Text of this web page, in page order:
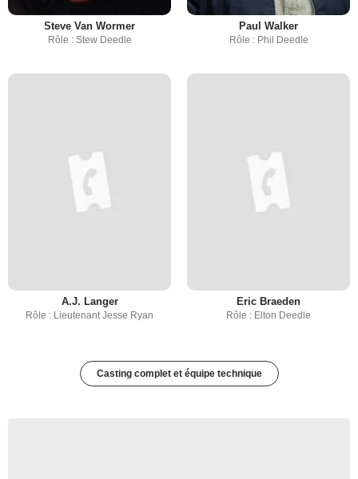
Steve Van Wormer
Rôle : Stew Deedle
Paul Walker
Rôle : Phil Deedle
A.J. Langer
Rôle : Lieutenant Jesse Ryan
Eric Braeden
Rôle : Elton Deedle
Casting complet et équipe technique